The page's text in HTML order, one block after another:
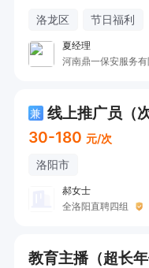
洛龙区 节日福利
夏经理
河南鼎一保安服务有
兼 线上推广员（
30-180 元/次
洛阳市
郝女士
全洛阳直聘四组
教育主播（超长